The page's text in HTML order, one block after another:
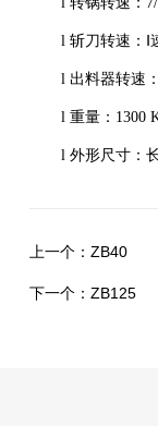
l 斩刀转速： Ⅰ
l 出料器转速：
l 重量： 1300
l 外形尺寸：
上一个： ZB40
下一个： ZB125